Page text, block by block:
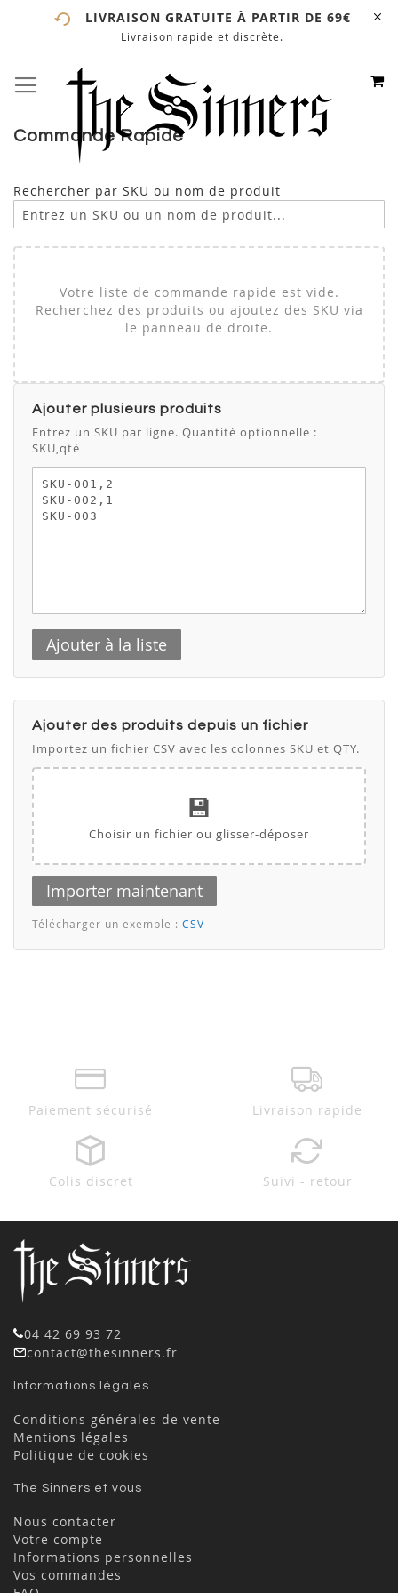
LIVRAISON GRATUITE À PARTIR DE 69€
Livraison rapide et discrète.
ALLEZ
# ENTREZ AU MOINS 3 CARACTÈRES POUR LANCER LA
# APPUYEZ SUR LA TOUCHE "ENTRER" POUR LANCER
LA RECHERCHE
Commande Rapide
Rechercher par SKU ou nom de produit
Votre liste de commande rapide est vide.
Recherchez des produits ou ajoutez des SKU via
le panneau de droite.
Ajouter plusieurs produits
Entrez un SKU par ligne. Quantité optionnelle :
SKU,qté
Ajouter à la liste
Ajouter des produits depuis un fichier
Importez un fichier CSV avec les colonnes SKU et QTY.
💾
Choisir un fichier ou glisser-déposer
Importer maintenant
Télécharger un exemple : CSV
Paiement sécurisé Livraison rapide
Colis discret Suivi - retour
04 42 69 93 72
contact@thesinners.fr
Informations légales
Conditions générales de vente
Mentions légales
Politique de cookies
The Sinners et vous
Nous contacter
Votre compte
Informations personnelles
Vos commandes